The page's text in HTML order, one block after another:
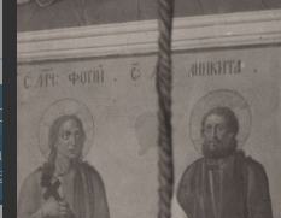
за веру в
на Севере”